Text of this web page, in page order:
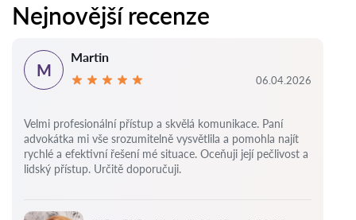
Nejnovější recenze
M
Martin
06.04.2026
Velmi profesionální přístup a skvělá komunikace. Paní
advokátka mi vše srozumitelně vysvětlila a pomohla najít
rychlé a efektivní řešení mé situace. Oceňuji její pečlivost a
lidský přístup. Určitě doporučuji.